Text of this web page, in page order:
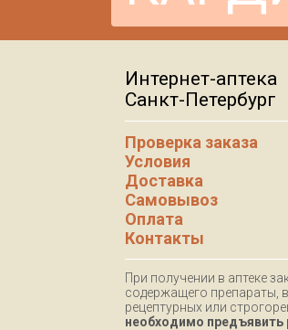
Интернет-аптека
Санкт-Петербург
Проверка заказа
Условия
Доставка
Самовывоз
Оплата
Контакты
При получении в аптеке
содержащего препараты,
рецептурных или
необходимо предъявить